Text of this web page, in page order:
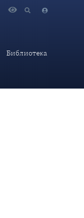
Библиотека